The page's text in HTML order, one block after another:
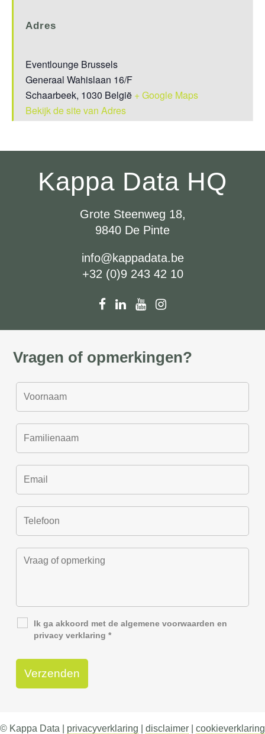
Adres
Eventlounge Brussels
Generaal Wahislaan 16/F
Schaarbeek, 1030 België + Google Maps
Bekijk de site van Adres
Kappa Data HQ
Grote Steenweg 18,
9840 De Pinte
info@kappadata.be
+32 (0)9 243 42 10
Vragen of opmerkingen?
Ik ga akkoord met dealgemene voorwaarden en
privacy verklaring *
© Kappa Data | privacyverklaring disclaimer cookieverklaring